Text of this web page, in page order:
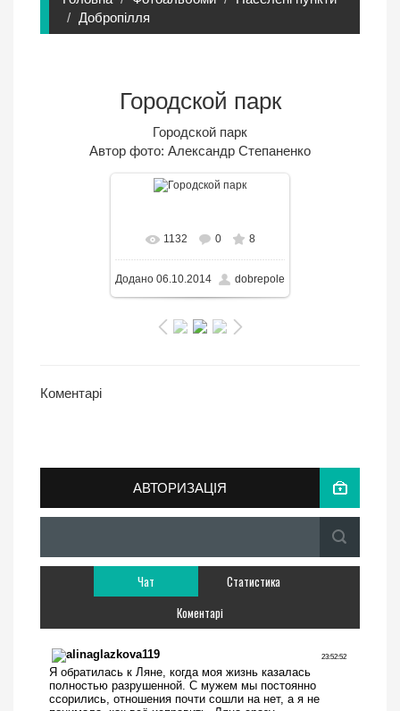
Добропілля
Городской парк
Городской парк
Автор фото: Александр Степаненко
1280x853/ 389.5KB
1132 0 8
Додано 06.10.2014 dobrepole
Коментарі
АВТОРИЗАЦІЯ
Чат
Статистика
Коментарі